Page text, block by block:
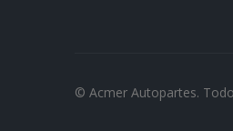
© Acmer Autopartes.